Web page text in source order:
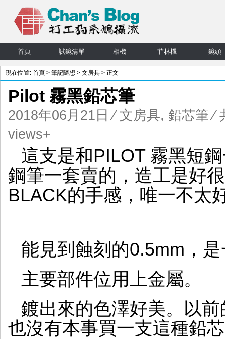
首頁 試鏡清單 相機 菲林機 鏡頭
現在位置: 首頁 > 筆記隨想 > 文房具 > 正文
Pilot 霧黑鉛芯筆
2018年06月21日 ⁄文房具, 鉛芯筆⁄
views+
這支是和PILOT 霧黑短
鋼筆一套賣的，造工是好
BLACK的手感，唯一不太
能見到蝕刻的0.5mm，
主要部件位用上金屬。
鍍出來的色澤好美。以
也沒有本事買一支這種鉛